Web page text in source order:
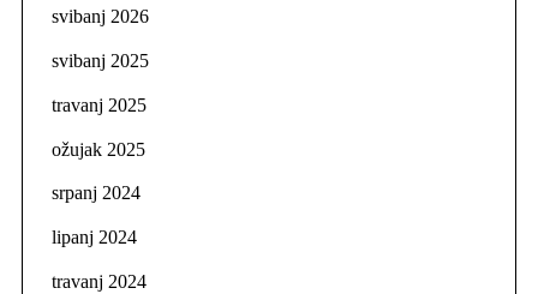
svibanj 2026
svibanj 2025
travanj 2025
ožujak 2025
srpanj 2024
lipanj 2024
travanj 2024